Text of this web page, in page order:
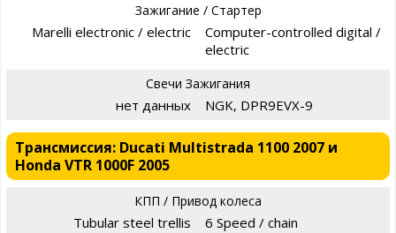
Зажигание / Стартер
Marelli electronic / electric
Computer-controlled digital /
electric
Свечи Зажигания
нет данных NGK, DPR9EVX-9
Трансмиссия: Ducati Multistrada 1100 2007 и
Honda VTR 1000F 2005
КПП / Привод колеса
Tubular steel trellis 6 Speed / chain